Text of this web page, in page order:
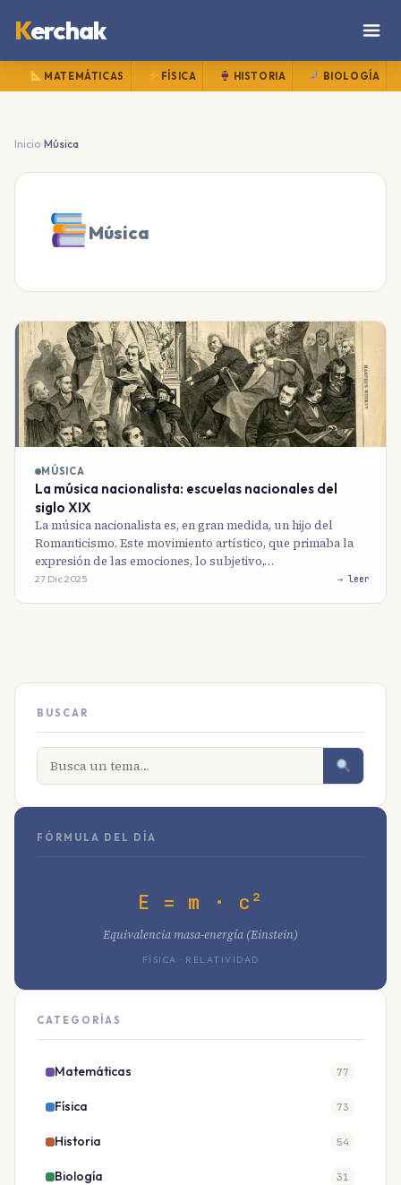
Kerchak
MATEMÁTICAS FÍSICA HISTORIA BIOLOGÍA
Inicio›Música
Música
MÚSICA
La música nacionalista: escuelas nacionales del
siglo XIX
La música nacionalista es, en gran medida, un hijo del
Romanticismo. Este movimiento artístico, que primaba la
expresión de las emociones, lo subjetivo,…
27 Dic 2025 → leer
BUSCAR
FÓRMULA DEL DÍA
E = m · c²
Equivalencia masa-energía (Einstein)
FÍSICA · RELATIVIDAD
CATEGORÍAS
Matemáticas 77
Física 73
Historia 54
Biología 31